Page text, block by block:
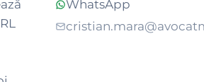
WhatsApp